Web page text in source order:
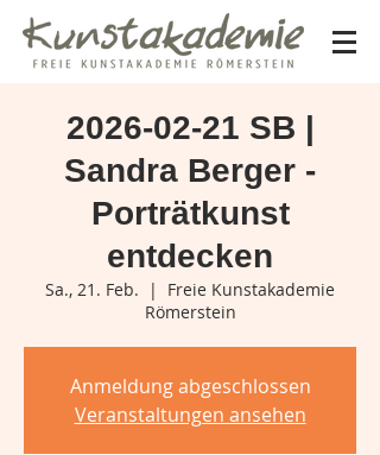
2026-02-21 SB |
Sandra Berger -
Porträtkunst
entdecken
Sa., 21. Feb.
  |
Freie Kunstakademie
Römerstein
Anmeldung abgeschlossen
Veranstaltungen ansehen